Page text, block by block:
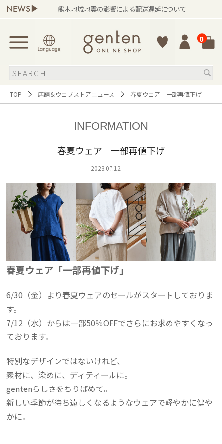
NEWS▶ 熊本地域地震の影響による配送遅延について
0
TOP 店舗＆ウェブストアニュース 春夏ウェア 一部再値下げ
INFORMATION
春夏ウェア 一部再値下げ
2023.07.12
春夏ウェア「一部再値下げ」
6/30（金）より春夏ウェアのセールがスタートしておりま
す。
7/12（水）からは一部50％OFFでさらにお求めやすくなっ
ております。
特別なデザインではないけれど、
素材に、染めに、ディティールに。
gentenらしさをちりばめて。
新しい季節が待ち遠しくなるようなウェアで軽やかに健や
かに。